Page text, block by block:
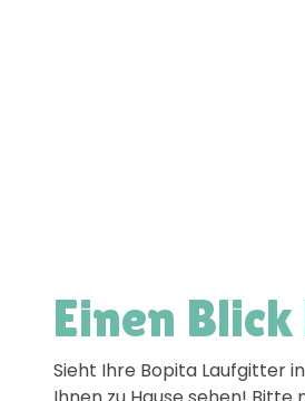
Einen
Sieht Ihre Bopita Laufgitter